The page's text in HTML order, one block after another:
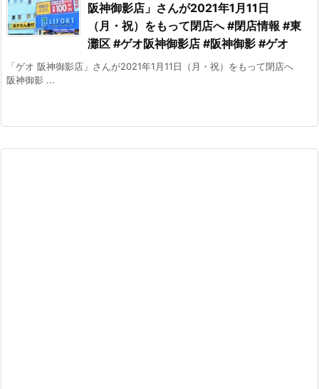
阪神御影店」さんが2021年1月11日
（月・祝）をもって閉店へ #閉店情報 #東
灘区 #ゲオ阪神御影店 #阪神御影 #ゲオ
「ゲオ 阪神御影店」さんが2021年1月11日（月・祝）をもって閉店へ
阪神御影 ...